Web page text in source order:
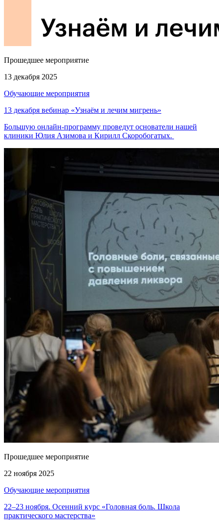
Прошедшее мероприятие
13 декабря 2025
Обучающие мероприятия
13 декабря вебинар «Узнаём и лечим мигрень»
Большую онлайн-программу проведут основатели нашей
клиники Юлия Азимова и Кирилл Скоробогатых.
Прошедшее мероприятие
22 ноября 2025
Обучающие мероприятия
22–23 ноября. Осенний курс «Головная боль. Школа
практического мастерства»